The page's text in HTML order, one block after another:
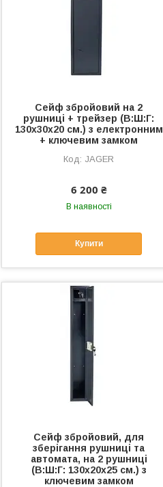
Сейф збройовий на 2
рушниці + трейзер (В:Ш:Г:
130х30х20 см.) з електронним
+ ключевим замком
JAGER
6 200 ₴
В наявності
Купити
Сейф збройовий, для
зберігання рушниці та
автомата, на 2 рушниці
(В:Ш:Г: 130х20х25 см.) з
ключевим замком